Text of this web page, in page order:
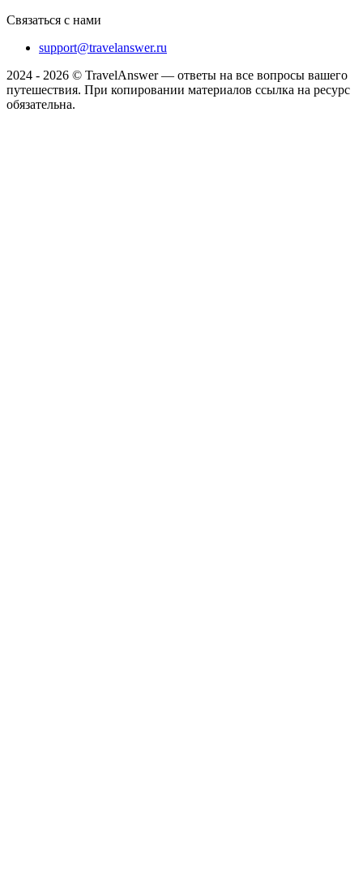
Связаться с нами
support@travelanswer.ru
2024 - 2026 © TravelAnswer — ответы на все вопросы вашего
путешествия. При копировании материалов ссылка на ресурс
обязательна.